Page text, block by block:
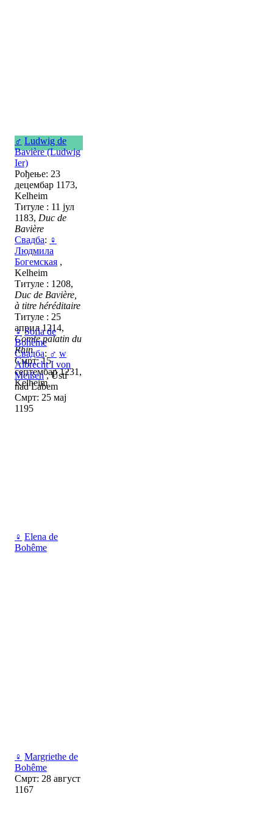
♂ Ludwig de
Bavière (Ludwig
Ier)
Рођење: 23
децембар 1173,
Kelheim
Титуле : 11 јул
1183, Duc de
Bavière
Свадба: ♀
Людмила
Богемская ,
Kelheim
Титуле : 1208,
Duc de Bavière,
à titre héréditaire
Титуле : 25
април 1214,
Comte palatin du
Rhin
Смрт: 15
септембар 1231,
Kelheim
♀ Sofia de
Bohême
Свадба: ♂ w
Albrecht I von
Meißen, Ústí
nad Labem
Смрт: 25 мај
1195
♀ Elena de
Bohême
♀ Margriethe de
Bohême
Смрт: 28 август
1167